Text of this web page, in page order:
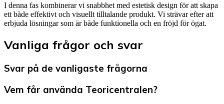
I denna fas kombinerar vi snabbhet med estetisk design för att skapa
ett både effektivt och visuellt tilltalande produkt. Vi strävar efter att
erbjuda lösningar som är både funktionella och en fröjd för ögat.
Vanliga frågor och svar
Svar på de vanligaste frågorna
Vem får använda Teoricentralen?